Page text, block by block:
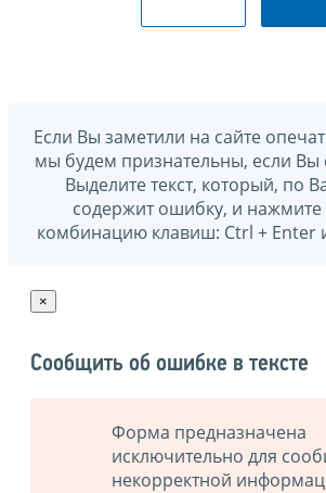
Если Вы заметили на сайте
мы будем признательны, если Вы
Выделите текст, который, по
содержит ошибку, и нажмите
комбинацию клавиш: Ctrl + Enter
×
Сообщить об ошибке в тексте
Форма предназначена
исключительно для
некорректной